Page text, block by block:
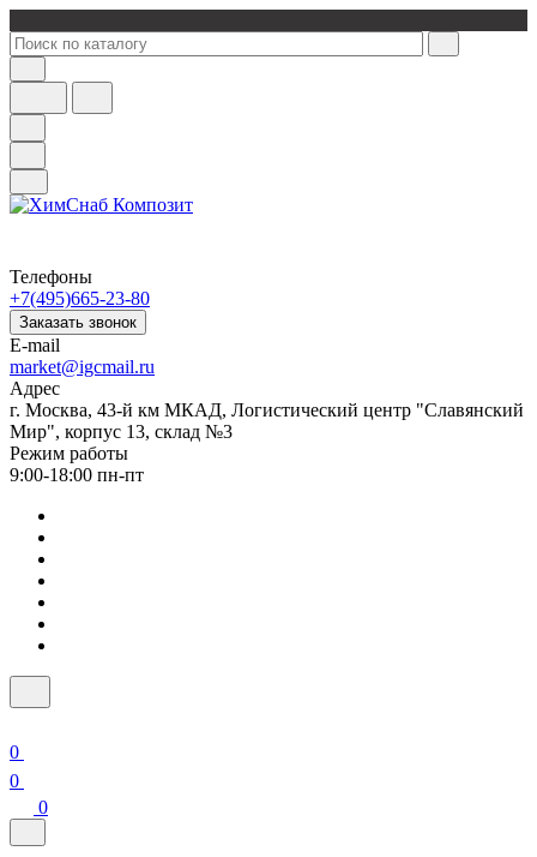
Телефоны
+7(495)665-23-80
Заказать звонок
E-mail
market@igcmail.ru
Адрес
г. Москва, 43-й км МКАД, Логистический центр "Славянский
Мир", корпус 13, склад №3
Режим работы
9:00-18:00 пн-пт
0
0
0